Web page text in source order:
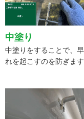
中塗り
中塗りをすることで、
れを起こすのを防ぎま